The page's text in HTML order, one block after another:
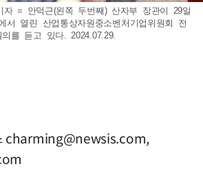
자 = 안덕근(왼쪽 두번째) 산자부 장관이 29일
서 열린 산업통상자원중소벤처기업위원회 전
를 듣고 있다. 2024.07.29.
charming@newsis.com,